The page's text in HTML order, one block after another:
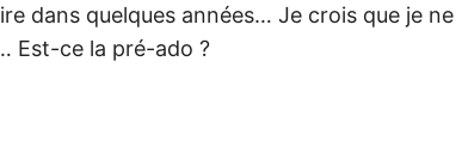
dans quelques années… Je crois que je ne
Est-ce la pré-ado ?